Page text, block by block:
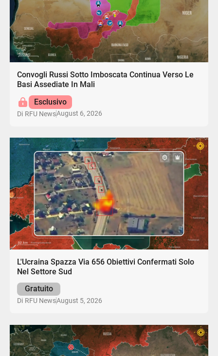
Convogli Russi Sotto Imboscata Continua Verso Le
Basi Assediate In Mali
Esclusivo
Di RFU NewsAugust 6, 2026
L'Ucraina Spazza Via 656 Obiettivi Confermati Solo
Nel Settore Sud
Gratuito
Di RFU NewsAugust 5, 2026